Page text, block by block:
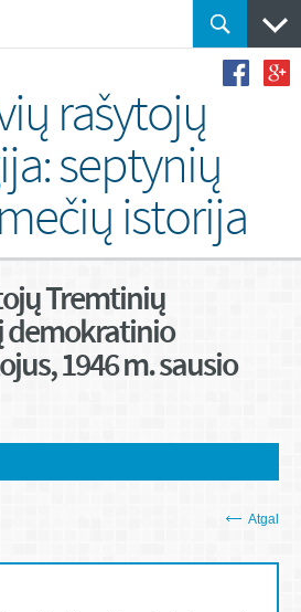
rašytojų
septynių
istorija
Tremtinių
demokratinio
1946 m. sausio
Atgal